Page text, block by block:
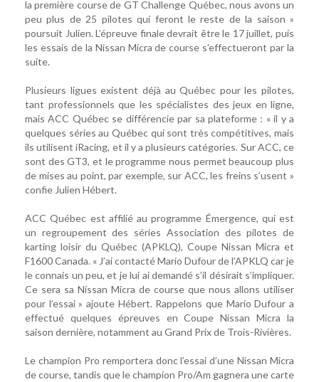
la première course de GT Challenge Québec, nous avons un
peu plus de 25 pilotes qui feront le reste de la saison »
poursuit Julien. L’épreuve finale devrait être le 17 juillet, puis
les essais de la Nissan Micra de course s’effectueront par la
suite.
Plusieurs ligues existent déjà au Québec pour les pilotes,
tant professionnels que les spécialistes des jeux en ligne,
mais ACC Québec se différencie par sa plateforme : « il y a
quelques séries au Québec qui sont très compétitives, mais
ils utilisent iRacing, et il y a plusieurs catégories. Sur ACC, ce
sont des GT3, et le programme nous permet beaucoup plus
de mises au point, par exemple, sur ACC, les freins s’usent »
confie Julien Hébert.
ACC Québec est affilié au programme Émergence, qui est
un regroupement des séries Association des pilotes de
karting loisir du Québec (APKLQ), Coupe Nissan Micra et
F1600 Canada. « J’ai contacté Mario Dufour de l’APKLQ car je
le connais un peu, et je lui ai demandé s’il désirait s’impliquer.
Ce sera sa Nissan Micra de course que nous allons utiliser
pour l’essai » ajoute Hébert. Rappelons que Mario Dufour a
effectué quelques épreuves en Coupe Nissan Micra la
saison dernière, notamment au Grand Prix de Trois-Rivières.
Le champion Pro remportera donc l’essai d’une Nissan Micra
de course, tandis que le champion Pro/Am gagnera une carte